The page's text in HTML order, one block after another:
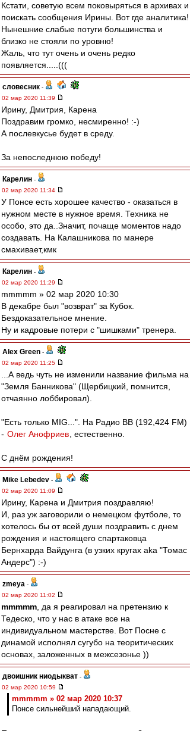
Кстати, советую всем поковыряться в архивах и
поискать сообщения Ирины. Вот где аналитика!
Нынешние слабые потуги большинства и
близко не стояли по уровню!
Жаль, что тут очень и очень редко
появляется.....(((
словесник -
02 мар 2020 11:39
Ирину, Дмитрия, Карена
Поздравим громко, несмиренно! :-)
А послевкусье будет в среду.
За непоследнюю победу!
Карелин -
02 мар 2020 11:34
У Понсе есть хорошее качество - оказаться в
нужном месте в нужное время. Техника не
особо, это да..Значит, почаще моментов надо
создавать. На Калашникова по манере
смахивает,кмк
Карелин -
02 мар 2020 11:29
mmmmm » 02 мар 2020 10:30
В декабре был "возврат" за Кубок.
Бездоказательное мнение.
Ну и кадровые потери с "шишками" тренера.
Alex Green -
02 мар 2020 11:25
...А ведь чуть не изменили название фильма на
"Земля Банникова" (Щербицкий, помнится,
отчаянно лоббировал).
"Есть только MIG...". На Радио ВВ (192,424 FM)
- Олег Анофриев , естественно.
С днём рождения!
Mike Lebedev -
02 мар 2020 11:09
Ирину, Карена и Дмитрия поздравляю!
И, раз уж заговорили о немецком футболе, то
хотелось бы от всей души поздравить с днем
рождения и настоящего спартаковца
Бернхарда Вайдунга (в узких кругах aka "Томас
Андерс") :-)
zmeya -
02 мар 2020 11:02
mmmmm , да я реагировал на претензию к
Тедеско, что у нас в атаке все на
индивидуальном мастерстве. Вот Посне с
динамой исполнял сугубо на теоритических
основах, заложенных в межсезонье ))
двоишник ниодыкват -
02 мар 2020 10:59
mmmmm » 02 мар 2020 10:37
Понсе сильнейший нападающий.